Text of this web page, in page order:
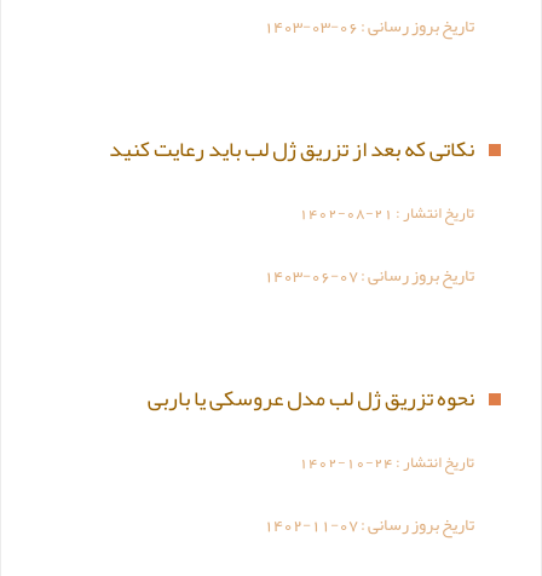
تاریخ بروز رسانی :1403-03-06
نکاتی که بعد از تزریق ژل لب باید رعایت کنید
تاریخ انتشار : 1402-08-21
تاریخ بروز رسانی :1403-06-07
نحوه تزریق ژل لب مدل عروسکی یا باربی
تاریخ انتشار :1402-10-24
تاریخ بروز رسانی :1402-11-07